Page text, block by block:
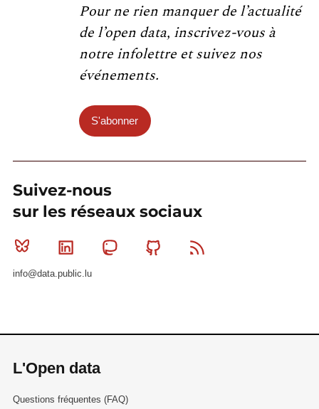
Pour ne rien manquer de l’actualité
de l’open data, inscrivez-vous à
notre infolettre et suivez nos
événements.
S'abonner
Suivez-nous
sur les réseaux sociaux
Bluesky Linkedin MastodonGithub
info@data.public.lu
L'Open data
Questions fréquentes (FAQ)